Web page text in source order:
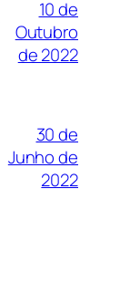
10 de
Outubro
de 2022
30 de
Junho de
2022